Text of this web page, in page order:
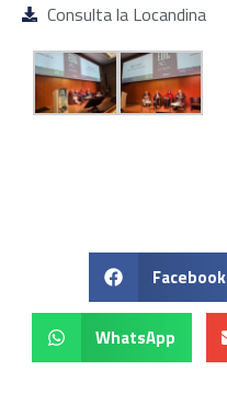
Consulta la Locandina
Facebook
WhatsApp